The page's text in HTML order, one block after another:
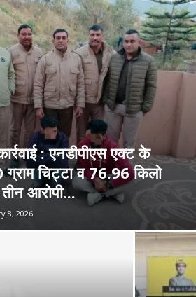
: एनडीपीएस एक्ट के
ग्राम चिट्टा व 76.96 किलो
आरोपी...
8, 2026